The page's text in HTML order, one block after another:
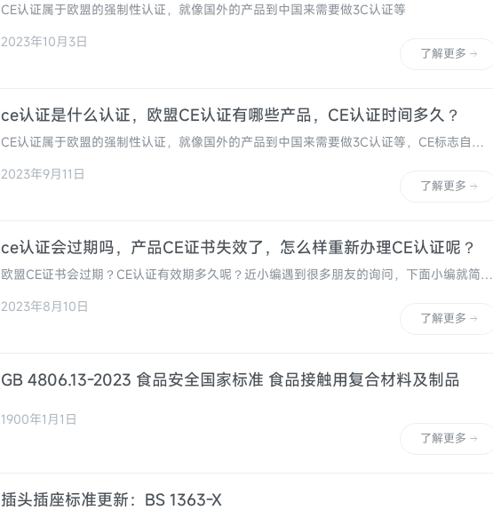
CE认证属于欧盟的强制性认证，就像国外的产品到中国来需要做3C认证等
2023年10月3日
了解更多
ce认证是什么认证，欧盟CE认证有哪些产品，CE认证时间多久？
CE认证属于欧盟的强制性认证，就像国外的产品到中国来需要做3C认证等，CE标志自
制造地点如何。
2023年9月11日
了解更多
ce认证会过期吗，产品CE证书失效了，怎么样重新办理CE认证呢？
欧盟CE证书会过期？CE认证有效期多久呢？近小编遇到很多朋友的询问，下面小编就简单
2023年8月10日
了解更多
GB 4806.13-2023 食品安全国家标准 食品接触用复合材料及制品
1900年1月1日
了解更多
插头插座标准更新：BS 1363-X